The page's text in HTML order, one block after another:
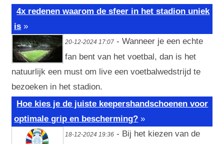
4x redenen waarom de sfeer in het stadion uniek
is »
20-12-2024 17:07 - Wanneer je een echte
fan bent van het voetbal, dan is het
natuurlijk een must om live een voetbalwedstrijd te
bezoeken in het stadion.
Hoe kies je de juiste keepershandschoenen voor
optimale grip en bescherming? »
18-12-2024 19:36 - Bij het kiezen van de